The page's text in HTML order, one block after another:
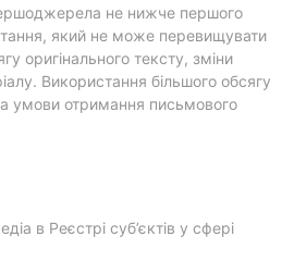
не нижче першого
який не може перевищувати
оригінального тексту, зміни
Використання більшого обсягу
умови отримання письмового
в Реєстрі суб’єктів у сфері